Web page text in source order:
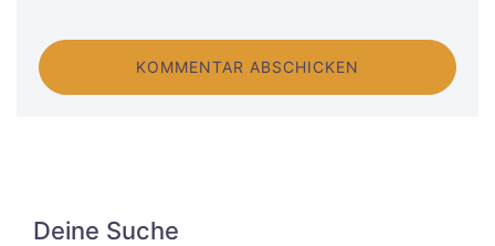
Deine Suche